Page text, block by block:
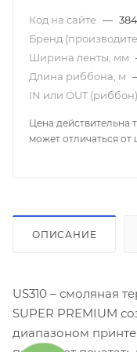
Код на сайте —
Бренд
Ширина ленты, мм
Длина риббона, м
IN или OUT (риббон)
Цена действительна
может отличаться от
ОПИСАНИЕ
US310 – смоляная
SUPER PREMIUM
диапазоном